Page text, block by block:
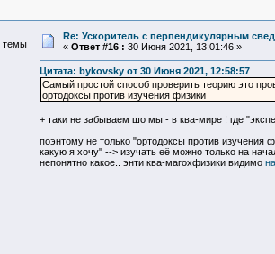
темы
Re: Ускоритель с перпендикулярным
« Ответ #16 : 30 Июня 2021, 13:01:46 »
Цитата: bykovsky от 30 Июня 2021, 12:58:57
Самый простой способ проверить теорию это
ортодоксы против изучения физики
+ таки не забываем шо мы - в ква-мире ! где
поэнтому не только "ортодоксы против изучения
какую я хочу" --> изучать её можно только на
непонятно какое.. энти ква-магохфизики видимо